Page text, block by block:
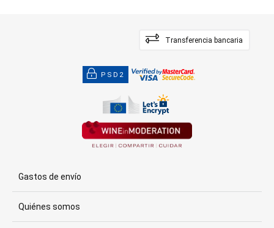
Transferencia bancaria
PSD2
Gastos de envío
Quiénes somos